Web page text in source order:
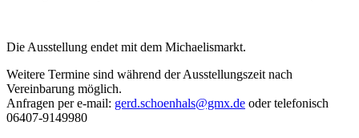
Die Ausstellung endet mit dem Michaelismarkt.
Weitere Termine sind während der Ausstellungszeit nach
Vereinbarung möglich.
Anfragen per e-mail: gerd.schoenhals@gmx.de oder telefonisch
06407-9149980